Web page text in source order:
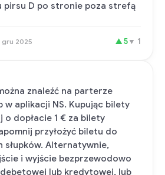
pirsu D po stronie poza strefą
gru 2025 ▲5▼ 1
znaleźć na parterze
w aplikacji NS. Kupując bilety
o dopłacie 1 € za bilety
przyłożyć biletu do
słupków. Alternatywnie,
i wyjście bezprzewodowo
lub kredytowej, lub